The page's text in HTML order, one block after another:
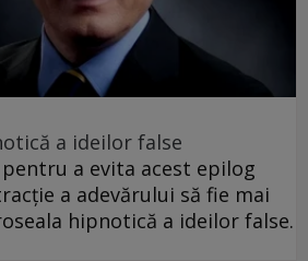
a ideilor false
a evita acest epilog
a adevărului să fie mai
hipnotică a ideilor false.